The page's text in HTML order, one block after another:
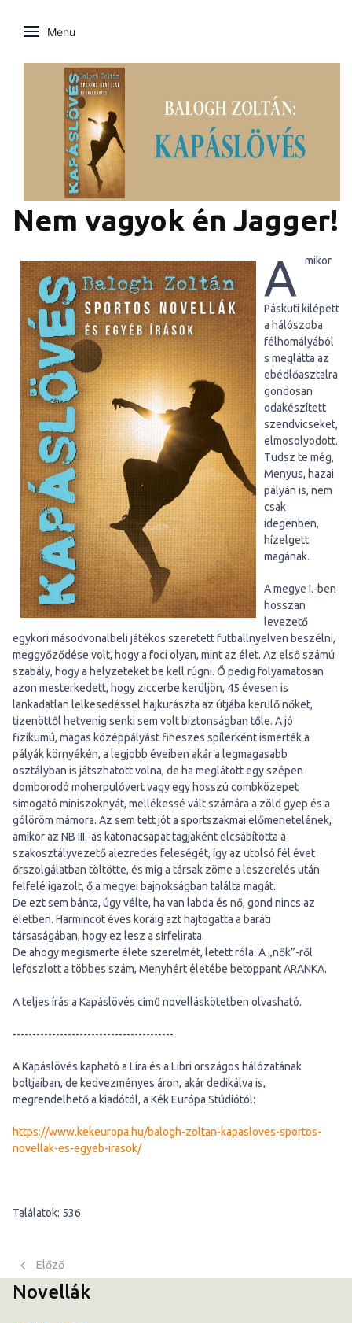
Menu
Nem vagyok én Jagger!
A mikor
Páskuti kilépett
a hálószoba
félhomályából
s meglátta az
ebédlőasztalra
gondosan
odakészített
szendvicseket,
elmosolyodott.
Tudsz te még,
Menyus, hazai
pályán is, nem
csak
idegenben,
hízelgett
magának.
A megye I.-ben
hosszan
levezető
egykori másodvonalbeli játékos szeretett futballnyelven beszélni,
meggyőződése volt, hogy a foci olyan, mint az élet. Az első számú
szabály, hogy a helyzeteket be kell rúgni. Ő pedig folyamatosan
azon mesterkedett, hogy ziccerbe kerüljön, 45 évesen is
lankadatlan lelkesedéssel hajkurászta az útjába kerülő nőket,
tizenöttől hetvenig senki sem volt biztonságban tőle. A jó
fizikumú, magas középpályást fineszes spílerként ismerték a
pályák környékén, a legjobb éveiben akár a legmagasabb
osztályban is játszhatott volna, de ha meglátott egy szépen
domborodó moherpulóvert vagy egy hosszú combközepet
simogató miniszoknyát, mellékessé vált számára a zöld gyep és a
gólöröm mámora. Az sem tett jót a sportszakmai előmenetelének,
amikor az NB III.-as katonacsapat tagjaként elcsábította a
szakosztályvezető alezredes feleségét, így az utolsó fél évet
őrszolgálatban töltötte, és míg a társak zöme a leszerelés után
felfelé igazolt, ő a megyei bajnokságban találta magát.
De ezt sem bánta, úgy vélte, ha van labda és nő, gond nincs az
életben. Harmincöt éves koráig azt hajtogatta a baráti
társaságában, hogy ez lesz a sírfelirata.
De ahogy megismerte élete szerelmét, letett róla. A „nők”-ről
lefoszlott a többes szám, Menyhért életébe betoppant ARANKA.
A teljes írás a Kapáslövés című novelláskötetben olvasható.
-----------------------------------------
A Kapáslövés kapható a Líra és a Libri országos hálózatának
boltjaiban, de kedvezményes áron, akár dedikálva is,
megrendelhető a kiadótól, a Kék Európa Stúdiótól:
https://www.kekeuropa.hu/balogh-zoltan-kapasloves-sportos-
novellak-es-egyeb-irasok/
Találatok: 536
Előző cikk: Kutyavilág
Előző
Novellák